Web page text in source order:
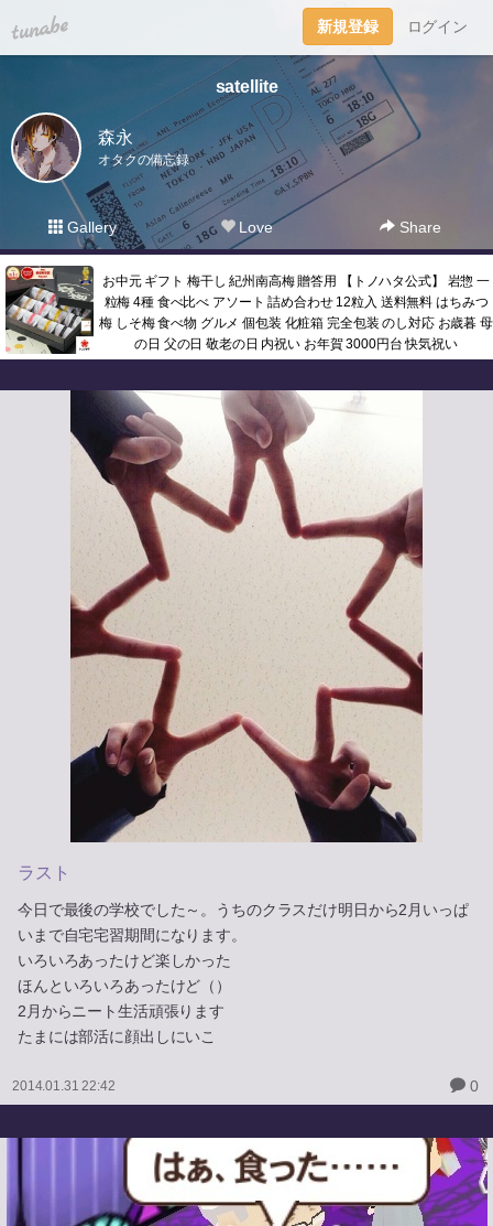
tuna.be 新規登録 ログイン
satellite
森永
オタクの備忘録
Gallery Love Share
お中元 ギフト 梅干し 紀州南高梅 贈答用 【トノハタ公式】 岩惣 一
粒梅 4種 食べ比べ アソート 詰め合わせ 12粒入 送料無料 はちみつ
梅 しそ梅 食べ物 グルメ 個包装 化粧箱 完全包装 のし対応 お歳暮 母
の日 父の日 敬老の日 内祝い お年賀 3000円台 快気祝い
ラスト
今日で最後の学校でした～。うちのクラスだけ明日から2月いっぱ
いまで自宅宅習期間になります。
いろいろあったけど楽しかった
ほんといろいろあったけど（）
2月からニート生活頑張ります
たまには部活に顔出しにいこ
2014.01.31 22:42 0